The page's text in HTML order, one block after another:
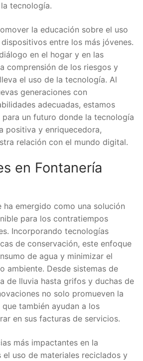
tecnología.
la educación sobre el uso
entre los más jóvenes.
en el hogar y en las
comprensión de los riesgos y
el uso de la tecnología. Al
generaciones con
adecuadas, estamos
para un futuro donde la tecnología
positiva y enriquecedora,
relación con el mundo digital.
en Fontanería
ha emergido como una solución
para los contratiempos
Incorporando tecnologías
de conservación, este enfoque
de agua y minimizar el
ambiente. Desde sistemas de
de lluvia hasta grifos y duchas de
no solo promueven la
también ayudan a los
en sus facturas de servicios.
más impactantes en la
uso de materiales reciclados y